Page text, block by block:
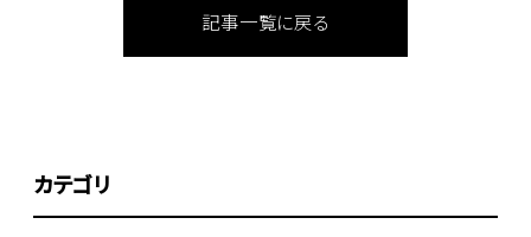
記事一覧に戻る
カテゴリ